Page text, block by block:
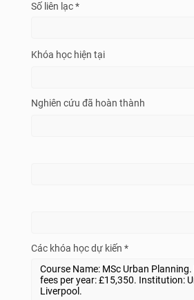
Số liên lạc *
Khóa học hiện tại
Nghiên cứu đã hoàn thành
Các khóa học dự kiến *